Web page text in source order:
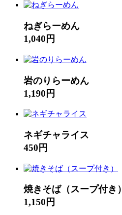
ねぎらーめん
1,040円
岩のりらーめん
1,190円
ネギチャライス
450円
焼きそば（スープ付き）
1,150円